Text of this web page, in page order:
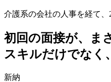
介護系の会社の人事を経て、
初回の面接が、ま
スキルだけでなく
新納